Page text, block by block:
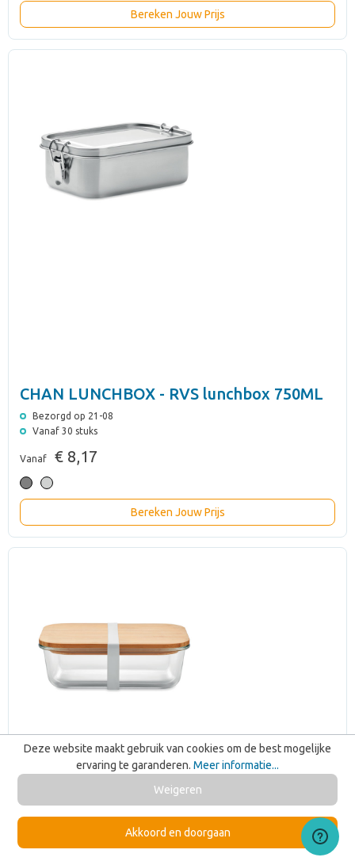
Bereken Jouw Prijs
CHAN LUNCHBOX - RVS lunchbox 750ML
Bezorgd op 21-08
Vanaf 30 stuks
Vanaf € 8,17
Bereken Jouw Prijs
Deze website maakt gebruik van cookies om de best mogelijke
ervaring te garanderen. Meer informatie...
Weigeren
Akkoord en doorgaan